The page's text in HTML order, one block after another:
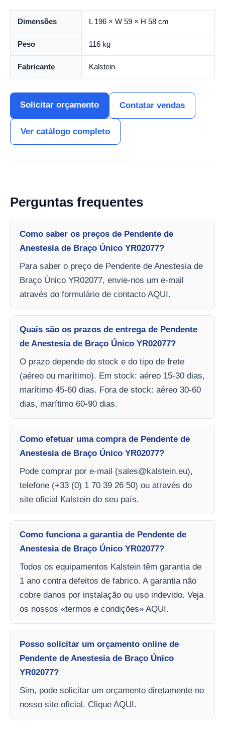
Dimensões L 196 × W 59 × H 58 cm
Peso 116 kg
Fabricante Kalstein
Solicitar orçamento Contatar vendas
Ver catálogo completo
Perguntas frequentes
Como saber os preços de Pendente de
Anestesia de Braço Único YR02077?
Para saber o preço de Pendente de Anestesia de
Braço Único YR02077, envie-nos um e-mail
através do formulário de contacto AQUI.
Quais são os prazos de entrega de Pendente
de Anestesia de Braço Único YR02077?
O prazo depende do stock e do tipo de frete
(aéreo ou marítimo). Em stock: aéreo 15-30 dias,
marítimo 45-60 dias. Fora de stock: aéreo 30-60
dias, marítimo 60-90 dias.
Como efetuar uma compra de Pendente de
Anestesia de Braço Único YR02077?
Pode comprar por e-mail (sales@kalstein.eu),
telefone (+33 (0) 1 70 39 26 50) ou através do
site oficial Kalstein do seu país.
Como funciona a garantia de Pendente de
Anestesia de Braço Único YR02077?
Todos os equipamentos Kalstein têm garantia de
1 ano contra defeitos de fabrico. A garantia não
cobre danos por instalação ou uso indevido. Veja
os nossos «termos e condições» AQUI.
Posso solicitar um orçamento online de
Pendente de Anestesia de Braço Único
YR02077?
Sim, pode solicitar um orçamento diretamente no
nosso site oficial. Clique AQUI.